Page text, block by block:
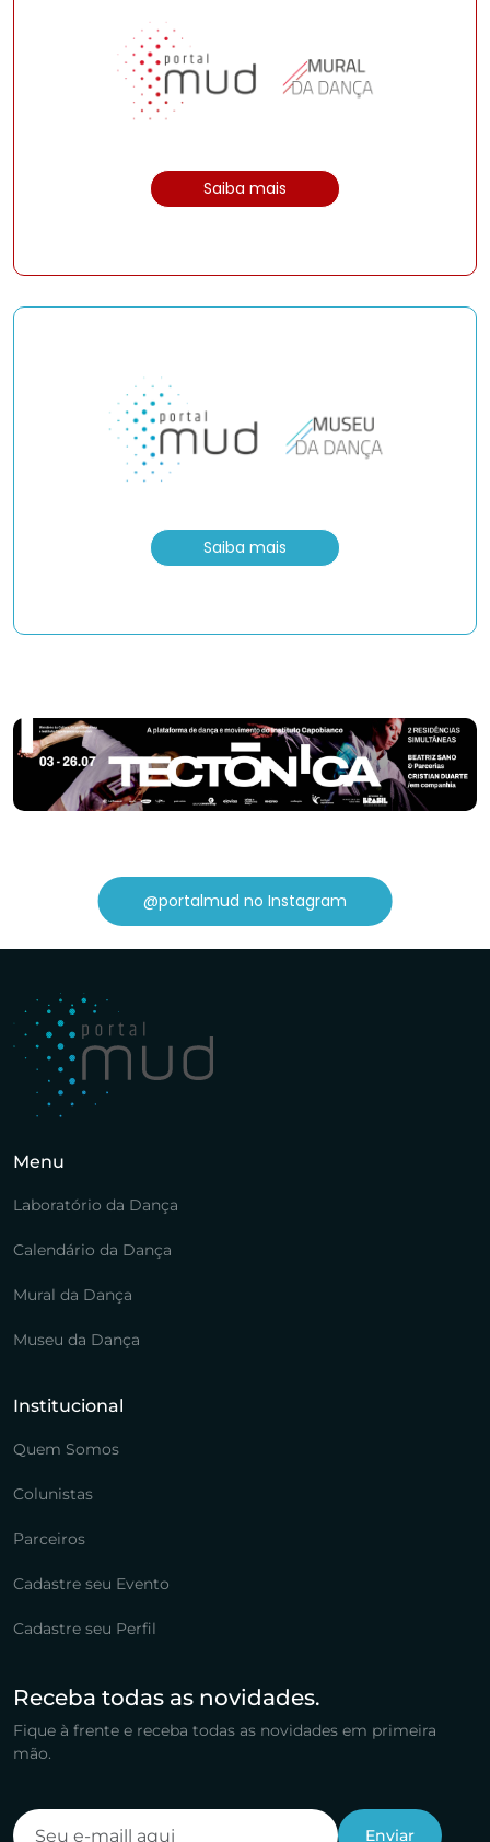
Saiba mais
Saiba mais
@portalmud no Instagram
Menu
Laboratório da Dança
Calendário da Dança
Mural da Dança
Museu da Dança
Institucional
Quem Somos
Colunistas
Parceiros
Cadastre seu Evento
Cadastre seu Perfil
Receba todas as novidades.
Fique à frente e receba todas as novidades em primeira
mão.